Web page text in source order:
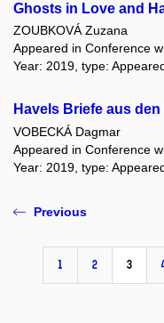
Ghosts in Love and
ZOUBKOVÁ Zuzana
Appeared in Conference
Year: 2019, type:
Havels Briefe aus
VOBECKÁ Dagmar
Appeared in Conference
Year: 2019, type:
Previous
1 2 3